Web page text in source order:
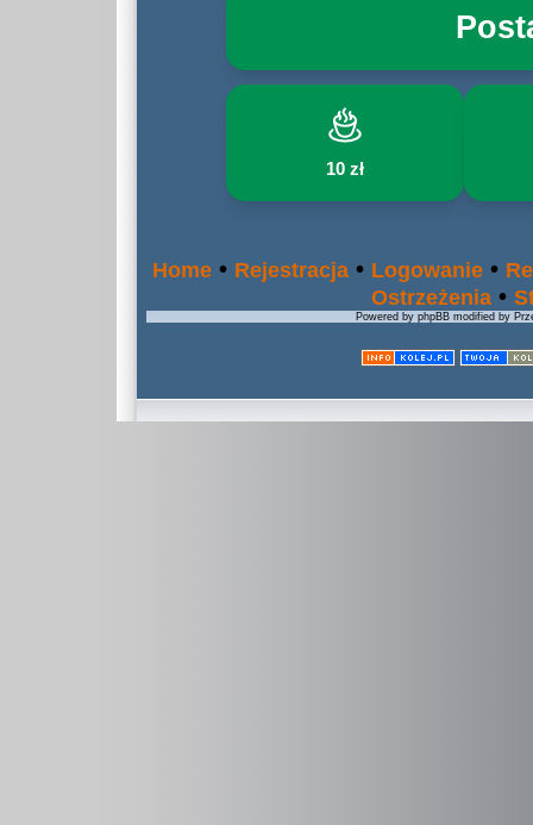
10 zł
Home • Rejestracja • Logowanie •
Ostrzeżenia •
Powered by phpBB modified by